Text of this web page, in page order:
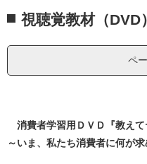
文 視聴覚教材（DVD）
ペ
消費者学習用ＤＶＤ『教え
～いま、私たち消費者に何が